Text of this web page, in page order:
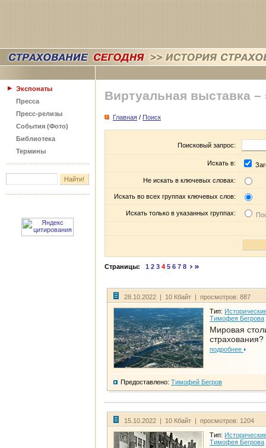
Экспонаты
Пресса
Пресс-релизы
События (Фото)
Библиотека
Термины
Виртуальная выставка –
Главная / Поиск
Поисковый запрос:
Искать в:
Не искать в ключевых словах:
Искать во всех группах ключевых слов:
Искать только в указанных группах:
Страницы: 1 2 3 4 5 6 7 8
28.10.2022 | 10 Кбайт | просмотров: 887
Тип:
Тимофея Бегрова
Мировая
страхования?
подробнее
Предоставлено: Тимофей Бегров
15.10.2022 | 10 Кбайт | просмотров: 1204
Тип:
Тимофея Бегрова